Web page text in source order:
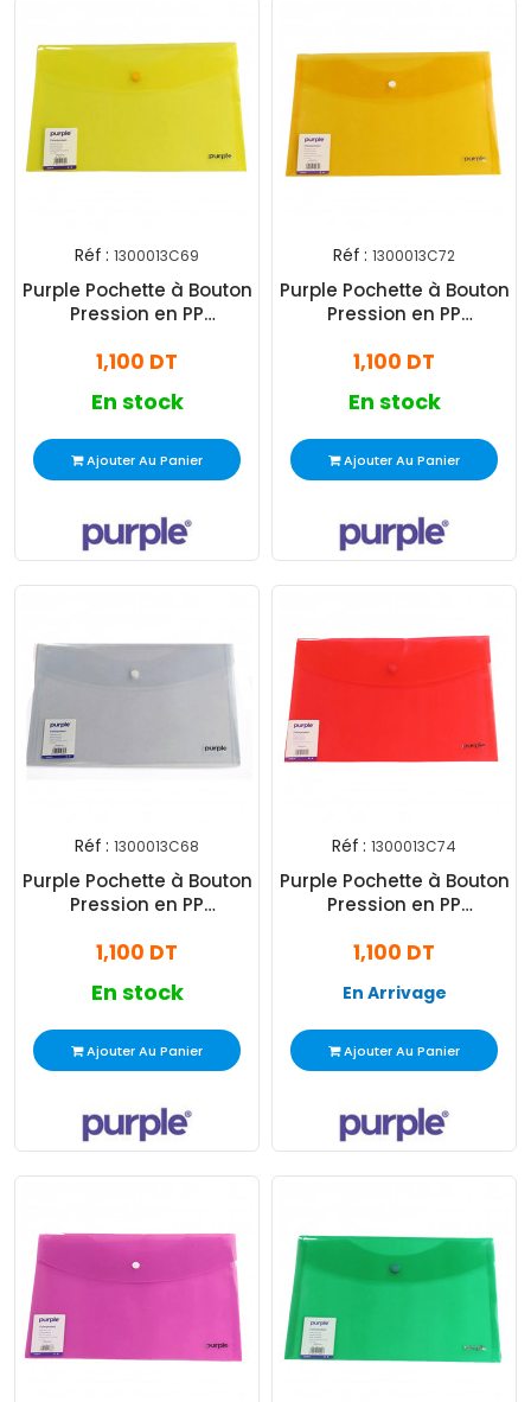
Réf : 1300013C69
Purple Pochette à Bouton
Pression en PP
1,100 DT
En stock
Ajouter Au Panier
Réf : 1300013C72
Purple Pochette à Bouton
Pression en PP
1,100 DT
En stock
Ajouter Au Panier
Réf : 1300013C68
Purple Pochette à Bouton
Pression en PP
1,100 DT
En stock
Ajouter Au Panier
Réf : 1300013C74
Purple Pochette à Bouton
Pression en PP
1,100 DT
En Arrivage
Ajouter Au Panier